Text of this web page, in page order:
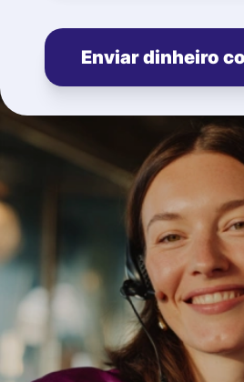
Enviar dinheiro